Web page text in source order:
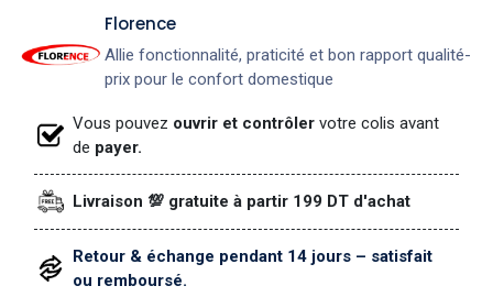
​Florence
Allie fonctionnalité, praticité et bon rapport qualité-
prix pour le confort domestique
Vous pouvez ouvrir et contrôler votre colis avant
de payer.
Livraison 💯 gratuite à partir 199 DT d'achat
Retour & échange pendant 14 jours – satisfait
ou remboursé.